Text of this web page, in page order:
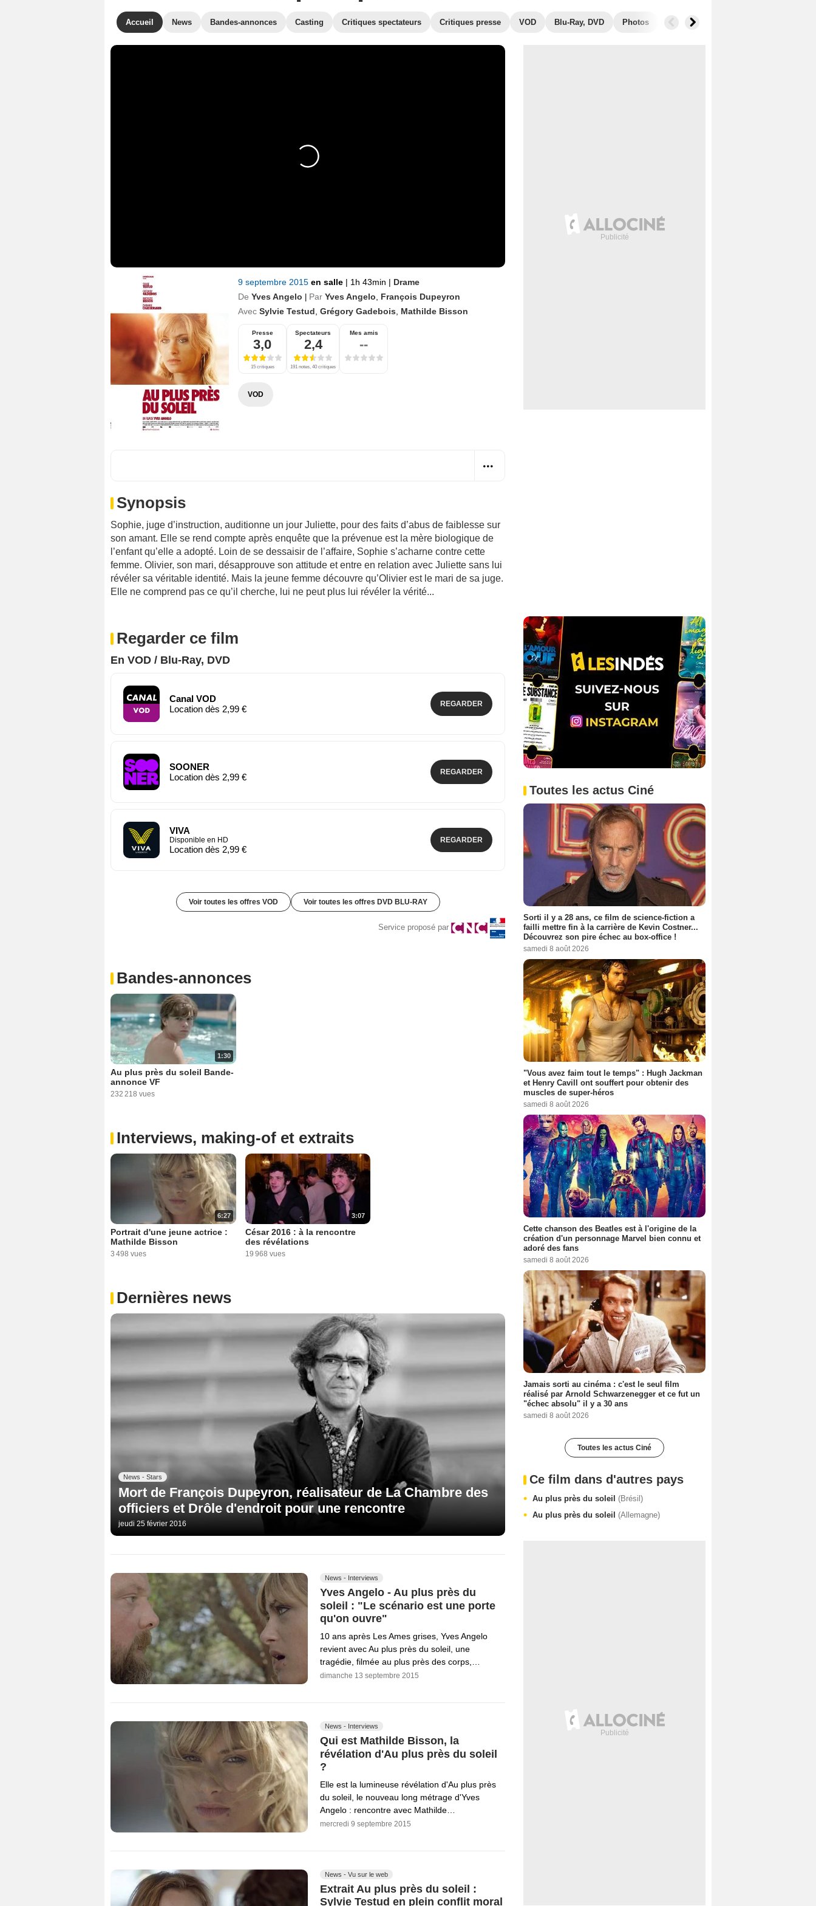
Accueil News Bandes-annonces Casting Critiques spectateurs Critiques presse VOD Blu-Ray, DVD Photos Secrets de tournage
9 septembre 2015 en salle | 1h 43min | Drame
De Yves Angelo | Par Yves Angelo
François Dupeyron
Avec Sylvie Testud Grégory Gadebois Mathilde Bisson
Presse
3,0
15 critiques
Spectateurs
2,4
191 notes, 40 critiques
Mes amis
--
VOD
Synopsis
Sophie, juge d’instruction, auditionne un jour Juliette, pour des faits d’abus de faiblesse sur
son amant. Elle se rend compte après enquête que la prévenue est la mère biologique de
l’enfant qu’elle a adopté. Loin de se dessaisir de l’affaire, Sophie s’acharne contre cette
femme. Olivier, son mari, désapprouve son attitude et entre en relation avec Juliette sans lui
révéler sa véritable identité. Mais la jeune femme découvre qu’Olivier est le mari de sa juge.
Elle ne comprend pas ce qu’il cherche, lui ne peut plus lui révéler la vérité...
Regarder ce film
En VOD / Blu-Ray, DVD
Canal VOD
Location dès 2,99 €
REGARDER
SOONER
Location dès 2,99 €
REGARDER
VIVA
Disponible en HD
Location dès 2,99 €
REGARDER
Voir toutes les offres VOD Voir toutes les offres DVD BLU-RAY
Service proposé par
Bandes-annonces
1:30
Au plus près du soleil Bande-
annonce VF
232 218 vues
Interviews, making-of et extraits
6:27
Portrait d'une jeune actrice :
Mathilde Bisson
3 498 vues
3:07
César 2016 : à la rencontre
des révélations
19 968 vues
Dernières news
News - Stars
Mort de François Dupeyron, réalisateur de La Chambre des
officiers et Drôle d'endroit pour une rencontre
jeudi 25 février 2016
News - Interviews
Yves Angelo - Au plus près du
soleil : "Le scénario est une porte
qu'on ouvre"
10 ans après Les Ames grises, Yves Angelo
revient avec Au plus près du soleil, une
tragédie, filmée au plus près des corps,…
dimanche 13 septembre 2015
News - Interviews
Qui est Mathilde Bisson, la
révélation d'Au plus près du soleil
?
Elle est la lumineuse révélation d'Au plus près
du soleil, le nouveau long métrage d'Yves
Angelo : rencontre avec Mathilde…
mercredi 9 septembre 2015
News - Vu sur le web
Extrait Au plus près du soleil :
Sylvie Testud en plein conflit moral
Toutes les actus Ciné
Sorti il y a 28 ans, ce film de science-fiction a
failli mettre fin à la carrière de Kevin Costner...
Découvrez son pire échec au box-office !
samedi 8 août 2026
"Vous avez faim tout le temps" : Hugh Jackman
et Henry Cavill ont souffert pour obtenir des
muscles de super-héros
samedi 8 août 2026
Cette chanson des Beatles est à l'origine de la
création d'un personnage Marvel bien connu et
adoré des fans
samedi 8 août 2026
Jamais sorti au cinéma : c'est le seul film
réalisé par Arnold Schwarzenegger et ce fut un
"échec absolu" il y a 30 ans
samedi 8 août 2026
Toutes les actus Ciné
Ce film dans d'autres pays
Au plus près du soleil (Brésil)
Au plus près du soleil (Allemagne)